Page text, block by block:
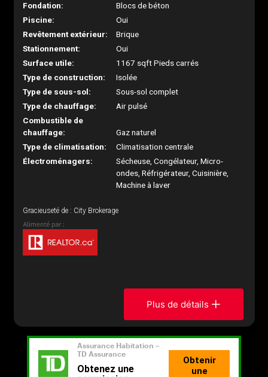
Fondation:
Blocs de béton
Piscine:
Oui
Revêtement extérieur:
Brique
Stationnement:
Oui
Surface utile:
1167 sqft Pieds carrés
Type de construction:
Isolée
Type de sous-sol:
Sous-sol complet
Type de chauffage:
Air pulsé
Combustible de
chauffage:
Gaz naturel
Type de climatisation:
Climatisation centrale
Électroménagers:
Sécheuse, Congélateur, Micro-
ondes, Réfrigérateur, Cuisinière,
Machine à laver
Gracieuseté de : City Brokerage
Plus de détails